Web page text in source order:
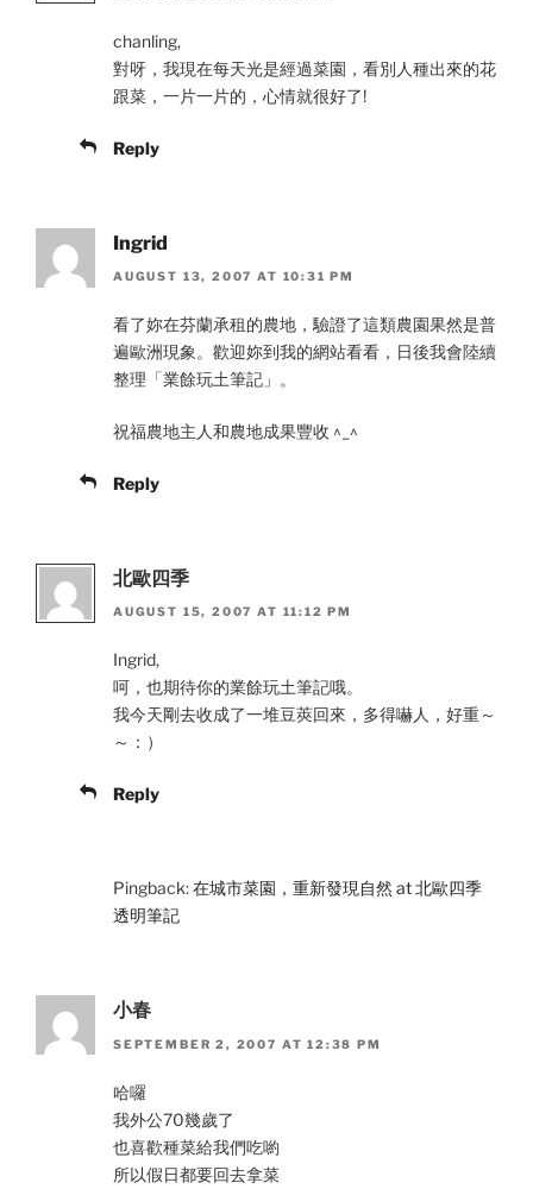
chanling,
對呀，我現在每天光是經過菜園，看別人種出來的花
跟菜，一片一片的，心情就很好了!
Reply
Ingrid
AUGUST 13, 2007 AT 10:31 PM
看了妳在芬蘭承租的農地，驗證了這類農園果然是普
遍歐洲現象。歡迎妳到我的網站看看，日後我會陸續
整理「業餘玩土筆記」。
祝福農地主人和農地成果豐收 ^_^
Reply
北歐四季
AUGUST 15, 2007 AT 11:12 PM
Ingrid,
呵，也期待你的業餘玩土筆記哦。
我今天剛去收成了一堆豆莢回來，多得嚇人，好重～
～：）
Reply
Pingback:在城市菜園，重新發現自然 at 北歐四季
透明筆記
小春
SEPTEMBER 2, 2007 AT 12:38 PM
哈囉
我外公70幾歲了
也喜歡種菜給我們吃喲
所以假日都要回去拿菜